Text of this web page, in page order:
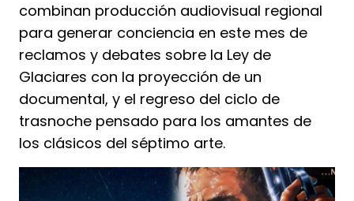
combinan producción audiovisual regional
para generar conciencia en este mes de
reclamos y debates sobre la Ley de
Glaciares con la proyección de un
documental, y el regreso del ciclo de
trasnoche pensado para los amantes de
los clásicos del séptimo arte.